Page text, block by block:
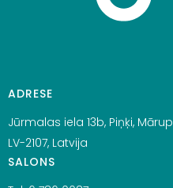
ADRESE
Jūrmalas iela 13b, Piņķi,
LV-2107, Latvija
SALONS